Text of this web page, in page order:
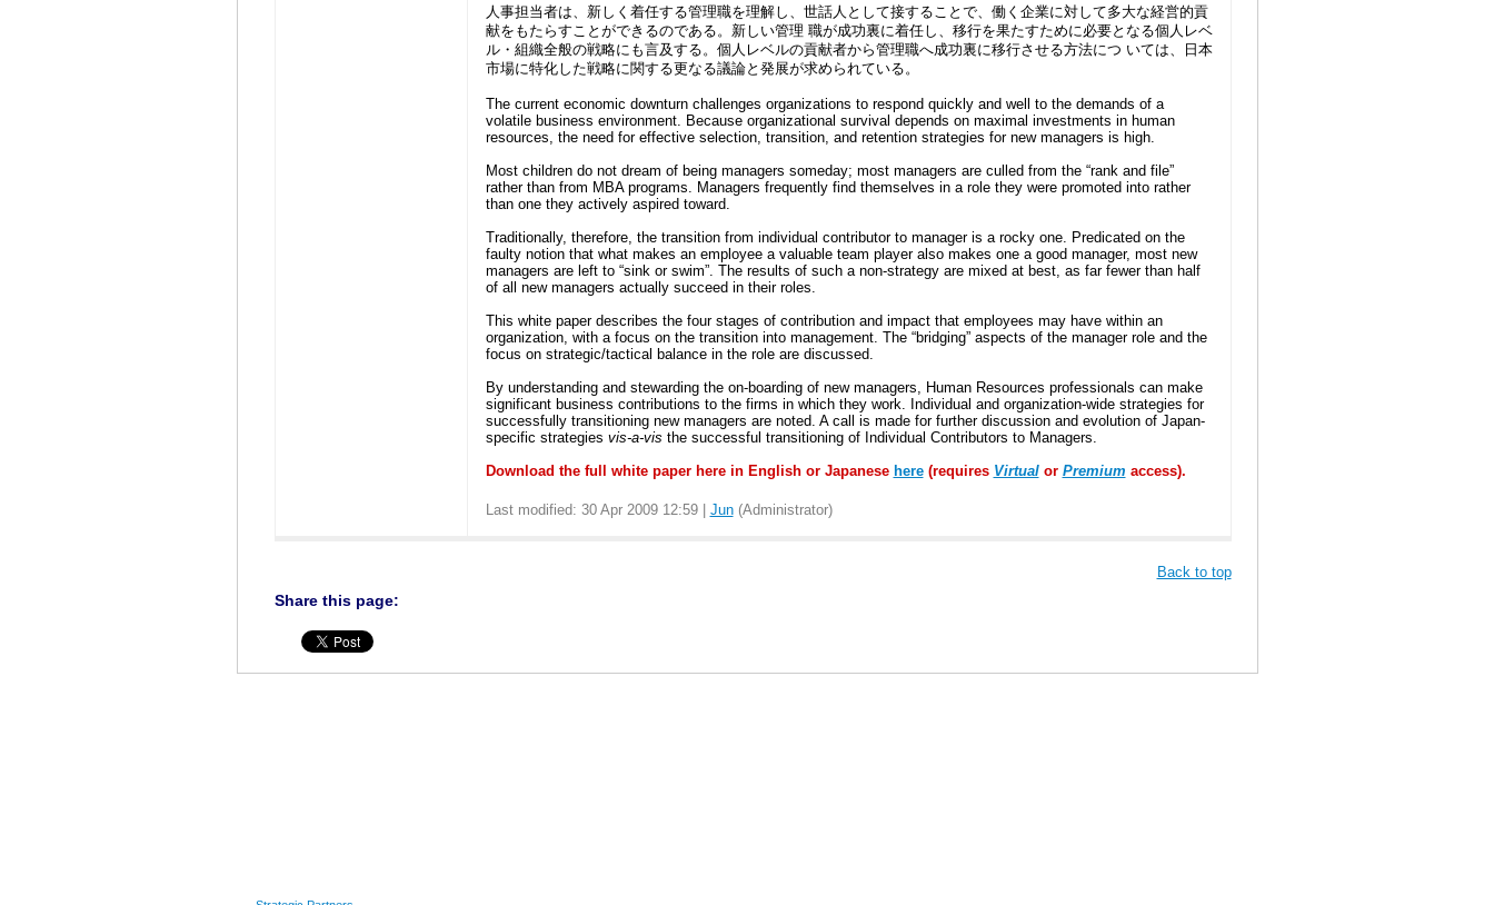
人事担当者は、新しく着任する管理職を理解し、世話人として接することで、働く企業に対して多大な経営的貢
献をもたらすことができるのである。新しい管理 職が成功裏に着任し、移行を果たすために必要となる個人レベ
ル・組織全般の戦略にも言及する。個人レベルの貢献者から管理職へ成功裏に移行させる方法につ いては、日本
市場に特化した戦略に関する更なる議論と発展が求められている。
The current economic downturn challenges organizations to respond quickly and well to the demands of a
volatile business environment. Because organizational survival depends on maximal investments in human
resources, the need for effective selection, transition, and retention strategies for new managers is high.
Most children do not dream of being managers someday; most managers are culled from the “rank and file”
rather than from MBA programs. Managers frequently find themselves in a role they were promoted into rather
than one they actively aspired toward.
Traditionally, therefore, the transition from individual contributor to manager is a rocky one. Predicated on the
faulty notion that what makes an employee a valuable team player also makes one a good manager, most new
managers are left to “sink or swim”. The results of such a non-strategy are mixed at best, as far fewer than half
of all new managers actually succeed in their roles.
This white paper describes the four stages of contribution and impact that employees may have within an
organization, with a focus on the transition into management. The “bridging” aspects of the manager role and the
focus on strategic/tactical balance in the role are discussed.
By understanding and stewarding the on-boarding of new managers, Human Resources professionals can make
significant business contributions to the firms in which they work. Individual and organization-wide strategies for
successfully transitioning new managers are noted. A call is made for further discussion and evolution of Japan-
specific strategies vis-a-vis the successful transitioning of Individual Contributors to Managers.
Download the full white paper here in English or Japanese here(requires Virtualor Premium access).
Last modified: 30 Apr 2009 12:59 | Jun(Administrator)
Back to top
Share this page: